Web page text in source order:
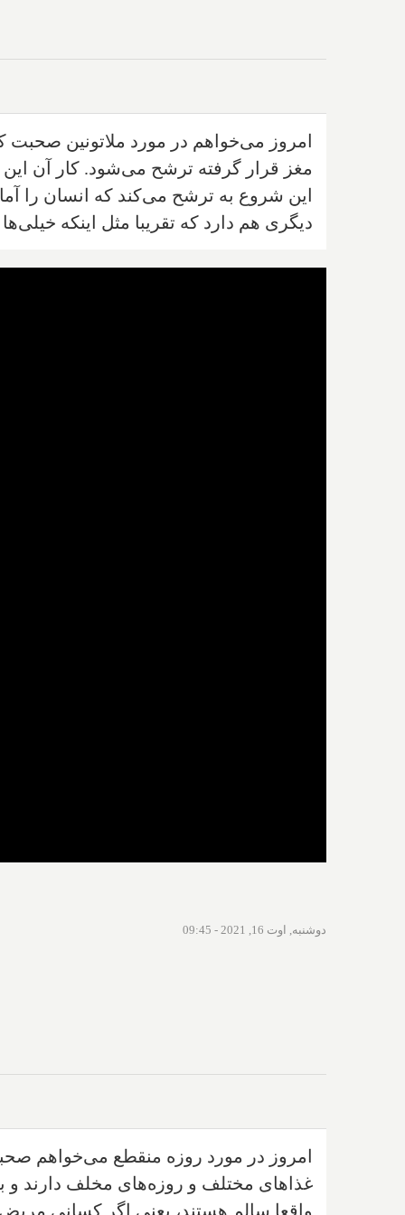
امروز می‌خواهم در مورد ملاتونین صحبت
مغز قرار گرفته ترشح می‌شود. کار آن
این شروع به ترشح می‌کند که انسان را
دیگری هم دارد که تقریبا مثل اینکه
دوشنبه, اوت 16, 2021 - 09:45
امروز در مورد روزه منقطع می‌خواهم
غذاهای مختلف و روزه‌های مخلف دارند
واقعا سالم هستند، یعنی اگر کسانی